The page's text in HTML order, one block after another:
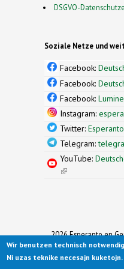
DSGVO-
Soziale Netze und
Facebook:
Facebook:
Facebook:
Instagram:
Twitter:
Telegram:
YouTube:
(link is external)
2026 Esperanto en
Ported to Drupal for
Wir benutzen technisch
Ni uzas teknike necesajn kuketojn.